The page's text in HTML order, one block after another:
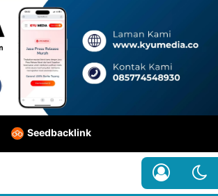
Seedbacklink